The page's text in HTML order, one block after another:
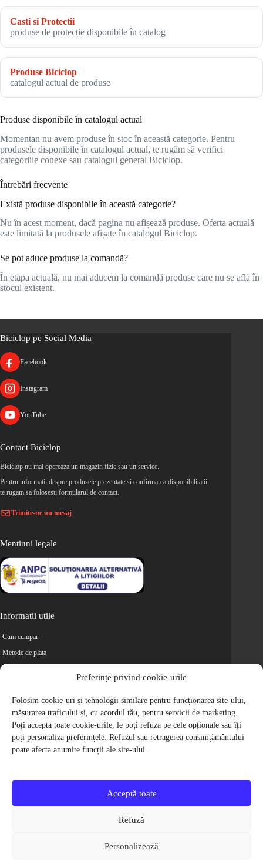
Preferințe privind cookie-urile
Folosim cookie-uri și tehnologii similare pentru funcționarea site-ului,
măsurarea traficului și, cu acordul tău, pentru servicii de marketing.
Poți accepta toate cookie-urile, le poți refuza pe cele opționale sau îți
poți personaliza preferințele. Refuzul sau retragerea consimțământului
poate afecta anumite funcții ale site-ului.
Acceptă toate
Refuză
Personalizează
Casti si Protectii
produse de protecție disponibile în catalog
Produse Biciclop
catalogul actual de produse
Produse disponibile în catalogul actual
Momentan nu avem produse în stoc în această categorie. Pentru
produsele disponibile în catalogul actual, te rugăm să verifici
categoriile conexe sau catalogul general Biciclop.
Întrebări frecvente
Există produse disponibile în această categorie?
Nu în acest moment, dacă pagina nu afișează produse. Oferta actuală
este limitată la produsele afișate în catalogul Biciclop.
Se pot aduce produse la comandă?
În etapa actuală, nu mai aducem la comandă produse care nu se află în
stocul existent.
Biciclop pe Social Media
Facebook
Instagram
YouTube
Contact Biciclop
Biciclop nu mai opereaza un magazin fizic sau un service.
Pentru informatii despre produsele prezentate si confirmarea disponibilitatii,
te rugam sa folosesti formularul de contact.
Trimite-ne un mesaj
Mentiuni legale
Informatii utile
Cum cumpar
Metode de plata
Retur
Cariere
Politica de Confidentialitate
Politica de cookie-uri